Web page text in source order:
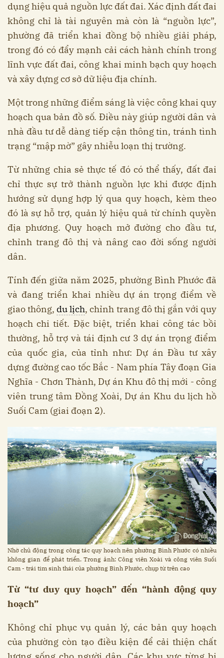
dụng hiệu quả nguồn lực đất đai. Xác định đất đai
không chỉ là tài nguyên mà còn là “nguồn lực”,
phường đã triển khai đồng bộ nhiều giải pháp,
trong đó có đẩy mạnh cải cách hành chính trong
lĩnh vực đất đai, công khai minh bạch quy hoạch
và xây dựng cơ sở dữ liệu địa chính.
Một trong những điểm sáng là việc công khai quy
hoạch qua bản đồ số. Điều này giúp người dân và
nhà đầu tư dễ dàng tiếp cận thông tin, tránh tình
trạng “mập mờ” gây nhiễu loạn thị trường.
Từ những chia sẻ thực tế đó có thể thấy, đất đai
chỉ thực sự trở thành nguồn lực khi được định
hướng sử dụng hợp lý qua quy hoạch, kèm theo
đó là sự hỗ trợ, quản lý hiệu quả từ chính quyền
địa phương. Quy hoạch mở đường cho đầu tư,
chỉnh trang đô thị và nâng cao đời sống người
dân.
Tính đến giữa năm 2025, phường Bình Phước đã
và đang triển khai nhiều dự án trọng điểm về
giao thông, du lịch, chỉnh trang đô thị gắn với quy
hoạch chi tiết. Đặc biệt, triển khai công tác bồi
thường, hỗ trợ và tái định cư 3 dự án trọng điểm
của quốc gia, của tỉnh như: Dự án Đầu tư xây
dựng đường cao tốc Bắc - Nam phía Tây đoạn Gia
Nghĩa - Chơn Thành, Dự án Khu đô thị mới - công
viên trung tâm Đồng Xoài, Dự án Khu du lịch hồ
Suối Cam (giai đoạn 2).
Nhờ chủ động trong công tác quy hoạch nên phường Bình Phước có nhiều
không gian để phát triển. Trong ảnh: Công viên Xoài và công viên Suối
Cam - trái tim sinh thái của phường Bình Phước, chụp từ trên cao
Từ “tư duy quy hoạch” đến “hành động quy
hoạch”
Không chỉ phục vụ quản lý, các bản quy hoạch
của phường còn tạo điều kiện để cải thiện chất